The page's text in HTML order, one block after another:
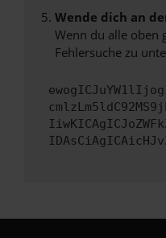
Wende dich an
Wenn du alle oben
Fehlersuche zu